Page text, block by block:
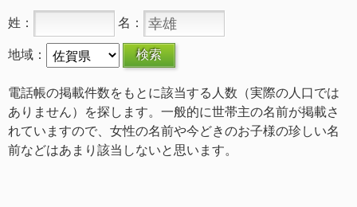
姓： 名：
地域：
電話帳の掲載件数をもとに該当する人数（実際の人口では
ありません）を探します。一般的に世帯主の名前が掲載さ
れていますので、女性の名前や今どきのお子様の珍しい名
前などはあまり該当しないと思います。